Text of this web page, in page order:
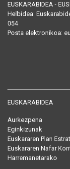
EUSKARABIDEA -
Helbidea:
054
Posta elektronikoa:
EUSKARABIDEA
Aurkezpena
Eginkizunak
Euskararen Plan
Euskararen Nafar
Harremanetarako